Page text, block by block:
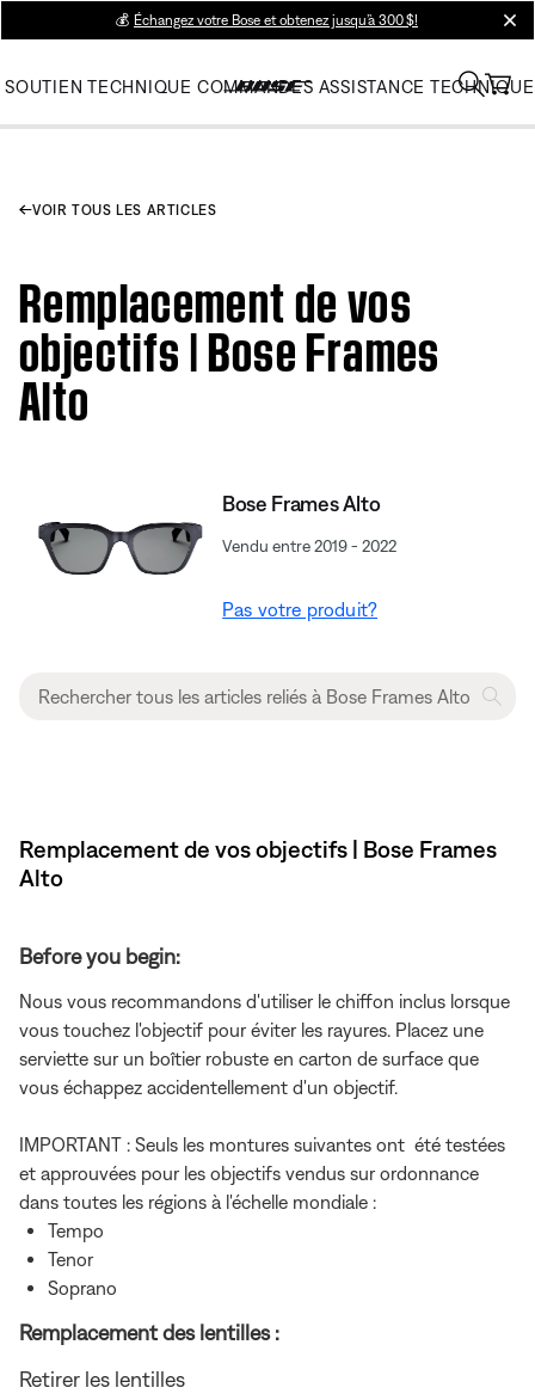
💰 Échangez votre Bose et obtenez jusqu’à 300 $!
SOUTIEN TECHNIQUE COMMANDES ASSISTANCE TECHNIQUE
VOIR TOUS LES ARTICLES
Remplacement de vos
objectifs | Bose Frames
Alto
Bose Frames Alto
Vendu entre 2019 - 2022
Pas votre produit?
Remplacement de vos objectifs | Bose Frames
Alto
Before you begin:
Nous vous recommandons d'utiliser le chiffon inclus lorsque
vous touchez l'objectif pour éviter les rayures. Placez une
serviette sur un boîtier robuste en carton de surface que
vous échappez accidentellement d'un objectif.
IMPORTANT : Seuls les montures suivantes ont été testées
et approuvées pour les objectifs vendus sur ordonnance
dans toutes les régions à l'échelle mondiale :
Tempo
Tenor
Soprano
Remplacement des lentilles :
Retirer les lentilles